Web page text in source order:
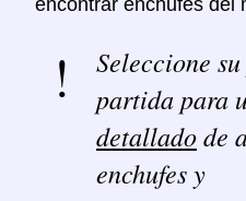
Seleccione
partida para
detalladode
enchufes y